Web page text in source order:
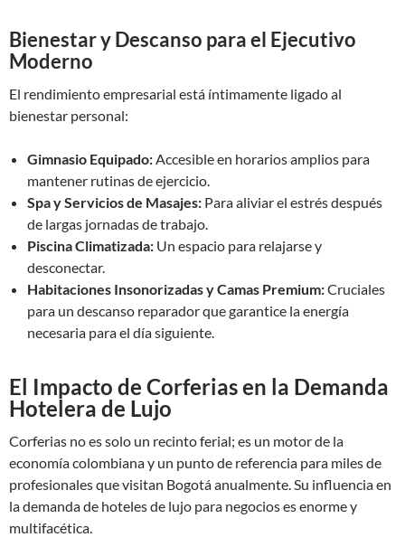
Bienestar y Descanso para el Ejecutivo
Moderno
El rendimiento empresarial está íntimamente ligado al
bienestar personal:
Gimnasio Equipado:Accesible en horarios amplios para
mantener rutinas de ejercicio.
Spa y Servicios de Masajes: Para aliviar el estrés después
de largas jornadas de trabajo.
Piscina Climatizada: Un espacio para relajarse y
desconectar.
Habitaciones Insonorizadas y Camas Premium:Cruciales
para un descanso reparador que garantice la energía
necesaria para el día siguiente.
El Impacto de Corferias en la Demanda
Hotelera de Lujo
Corferias no es solo un recinto ferial; es un motor de la
economía colombiana y un punto de referencia para miles de
profesionales que visitan Bogotá anualmente. Su influencia en
la demanda de hoteles de lujo para negocios es enorme y
multifacética.